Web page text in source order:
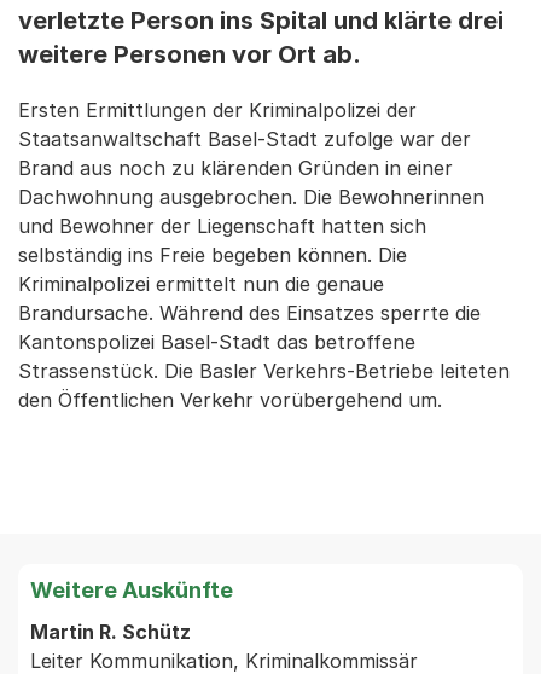
verletzte Person ins Spital und klärte drei
weitere Personen vor Ort ab.
Ersten Ermittlungen der Kriminalpolizei der
Staatsanwaltschaft Basel-Stadt zufolge war der
Brand aus noch zu klärenden Gründen in einer
Dachwohnung ausgebrochen. Die Bewohnerinnen
und Bewohner der Liegenschaft hatten sich
selbständig ins Freie begeben können. Die
Kriminalpolizei ermittelt nun die genaue
Brandursache. Während des Einsatzes sperrte die
Kantonspolizei Basel-Stadt das betroffene
Strassenstück. Die Basler Verkehrs-Betriebe leiteten
den Öffentlichen Verkehr vorübergehend um.
Weitere Auskünfte
Martin R. Schütz
Leiter Kommunikation, Kriminalkommissär